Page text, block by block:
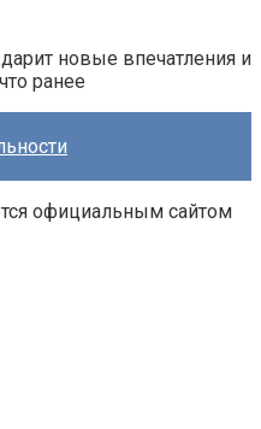
новые впечатления и
ранее
официальным сайтом